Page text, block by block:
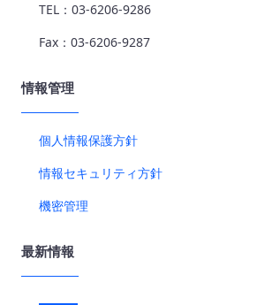
TEL：03-6206-9286
Fax：03-6206-9287
情報管理
個人情報保護方針
情報セキュリティ方針
機密管理
最新情報